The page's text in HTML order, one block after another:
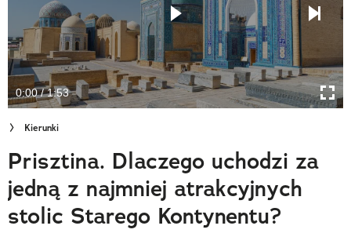
Sklep
Newsletter
Cuda Polski
Wielki Konkurs Fotograficzny
Trendbook Podróżniczy
Polecane
0:00 / 1:53
Kierunki
Prisztina. Dlaczego uchodzi za
jedną z najmniej atrakcyjnych
stolic Starego Kontynentu?